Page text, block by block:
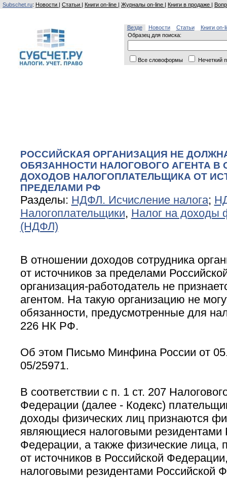
Subschet.ru: Новости | Статьи | Книги on-line | Журналы on-line | Книги в продаже |
Везде Новости Статьи
Книги on-
Образец для поиска:
Все словоформы Нечеткий
РОССИЙСКАЯ ОРГАНИЗАЦИЯ НЕ
ОБЯЗАННОСТИ НАЛОГОВОГО АГЕНТА В
ДОХОДОВ НАЛОГОПЛАТЕЛЬЩИКА ОТ
ПРЕДЕЛАМИ РФ
Разделы: НДФЛ. Исчисление налога;
Налогоплательщики, Налог на доходы
(НДФЛ)
В отношении доходов сотрудника
от источников за пределами
организация-работодатель не
агентом. На такую организацию не
обязанности, предусмотренные для
226 НК РФ.
Об этом Письмо Минфина России от
05/25971.
В соответствии с п. 1 ст. 207
Федерации (далее - Кодекс)
доходы физических лиц признаются
являющиеся налоговыми резидентами
Федерации, а также физические
от источников в Российской
налоговыми резидентами Российской